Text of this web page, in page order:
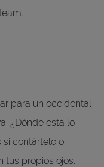
para un occidental
¿Dónde está lo
si contártelo o
propios ojos.